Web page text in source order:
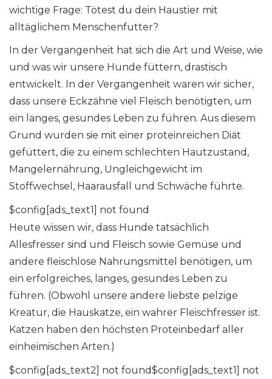
wichtige Frage: Tötest du dein Haustier mit
alltäglichem Menschenfutter?
In der Vergangenheit hat sich die Art und Weise, wie
und was wir unsere Hunde füttern, drastisch
entwickelt. In der Vergangenheit waren wir sicher,
dass unsere Eckzähne viel Fleisch benötigten, um
ein langes, gesundes Leben zu führen. Aus diesem
Grund wurden sie mit einer proteinreichen Diät
gefüttert, die zu einem schlechten Hautzustand,
Mangelernährung, Ungleichgewicht im
Stoffwechsel, Haarausfall und Schwäche führte.
$config[ads_text1] not found
Heute wissen wir, dass Hunde tatsächlich
Allesfresser sind und Fleisch sowie Gemüse und
andere fleischlose Nahrungsmittel benötigen, um
ein erfolgreiches, langes, gesundes Leben zu
führen. (Obwohl unsere andere liebste pelzige
Kreatur, die Hauskatze, ein wahrer Fleischfresser ist.
Katzen haben den höchsten Proteinbedarf aller
einheimischen Arten.)
$config[ads_text2] not found$config[ads_text1] not